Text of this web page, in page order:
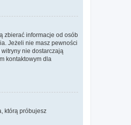
zbierać informacje od osób
Jeżeli nie masz pewności
nie dostarczają
kontaktowym dla
którą próbujesz